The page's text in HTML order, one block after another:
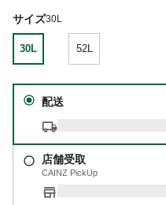
サイズ30L
30L 52L
配送
店舗受取
CAINZ PickUp